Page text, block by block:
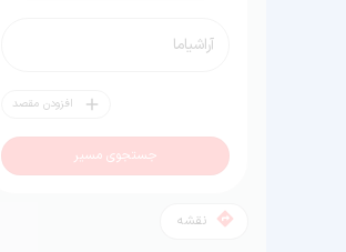
افزودن مقصد
جستجوی مسیر
نقشه